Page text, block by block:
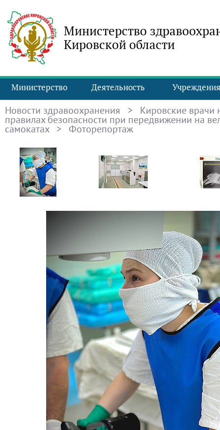
Министерство
Кировской области
Министерство Деятельность Учреждения
Новости здравоохранения > Кировские врачи
правилах безопасности при передвижении на
самокатах > Фоторепортаж